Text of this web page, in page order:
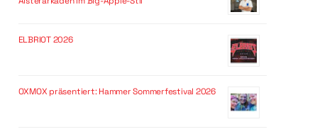
ELBRIOT 2026
OXMOX präsentiert: Hammer Sommerfestival 2026